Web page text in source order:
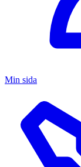
Min sida